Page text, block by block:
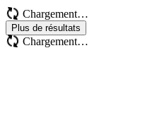
Chargement…
Plus de résultats
Chargement…